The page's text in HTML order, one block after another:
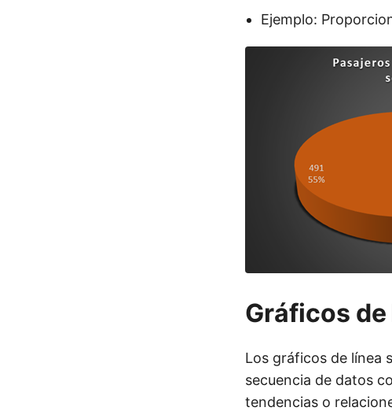
Ejemplo:
Gráficos de
Los gráficos de línea
secuencia de datos
tendencias o